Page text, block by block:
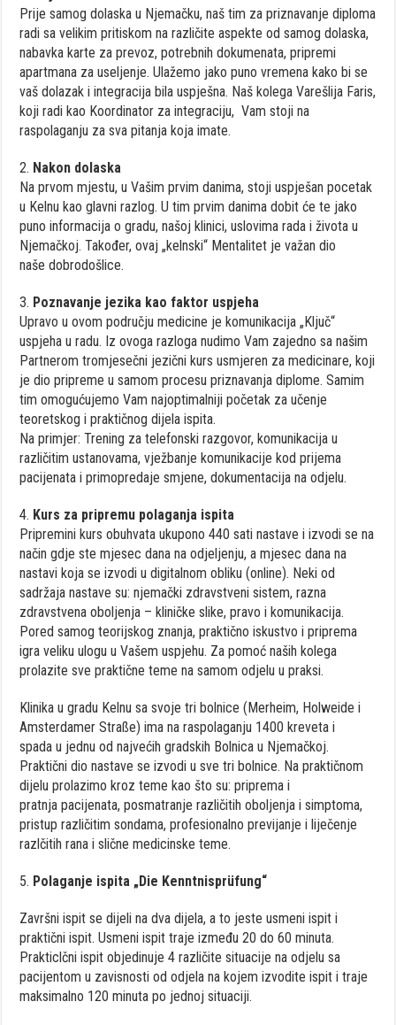
Prije samog dolaska u Njemačku,naštim za priznavanje diploma
radi savelikim pritiskom narazličite aspekte od samog dolaska,
nabavka karte za prevoz,potrebnih dokumenata,pripremi
apartmana za useljenje.Ulažemo jako puno vremena kako bi se
vašdolazak iintegracija bilauspješna. Naš kolega Varešlija Faris,
koji radi kao Koordinator za integraciju,Vam stoji na
raspolaganju za sva pitanja koja imate.
2. Nakon dolaska
Naprvom mjestu, uVašim prvim danima,stoji uspješan pocetak
u Kelnu kao glavni razlog. U timprvim danima dobit ćete jako
punoinformacija ogradu,našoj klinici,uslovima rada i života u
Njemačkoj.Također,ovaj „kelnski“ Mentalitet jevažan dio
naše dobrodošlice.
3. Poznavanje jezika kao faktor uspjeha
Upravo uovom području medicine je komunikacija „ Ključ“
uspjeha uradu. Iz ovoga razloga nudimo Vam zajedno sa našim
Partneromtromjesečni jezični kurs usmjeren za medicinare, koji
jedio pripreme usamom procesu priznavanja diplome.Samim
timomogućujemo Vamnajoptimalniji početak za učenje
teoretskog ipraktičnog dijela ispita.
Naprimjer:Trening za telefonski razgovor, komunikacija u
različitimustanovama,vježbanje komunikacije kod prijema
pacijenata iprimopredaje smjene,dokumentacija naodjelu.
4. Kurs za pripremu polaganja ispita
Pripremini kurs obuhvata ukupono 440sati nastave iizvodi se na
načingdje ste mjesec dana naodjeljenju, amjesec dana na
nastavi koja seizvodi udigitalnom obliku (online). Neki od
sadržaja nastave su:njemački zdravstveni sistem,razna
zdravstvena oboljenja – kliničkeslike,pravo i komunikacija.
Pored samog teorijskog znanja,praktičnoiskustvo ipriprema
igra veliku ulogu uVašem uspjehu. Zapomoć naših kolega
prolazite sve praktične teme nasamom odjelu upraksi.
Klinika ugradu Kelnu sa svoje tri bolnice ( Merheim, Holweide i
Amsterdamer Straße)ima naraspolaganju 1400 kreveta i
spada u jednuod najvećih gradskih Bolnica u Njemačkoj.
Praktični dio nastave seizvodi usve tri bolnice. Napraktičnom
dijelu prolazimo kroz teme kao štosu:priprema i
pratnja pacijenata,posmatranje različitih oboljenja isimptoma,
pristup različitim sondama,profesionalno previjanje i liječenje
razlčitih rana islične medicinske teme.
5. Polaganje ispita „Die Kenntnisprüfung“
Završni ispit sedijeli nadva dijela, ato jeste usmeni ispit i
praktičniispit.Usmeni ispit traje između 20 do 60minuta.
Prakticlčni ispitobjedinuje 4različite situacije naodjelu sa
pacijentom u zavisnosti ododjela na kojem izvodite ispit itraje
maksimalno 120minuta po jednojsituaciji.